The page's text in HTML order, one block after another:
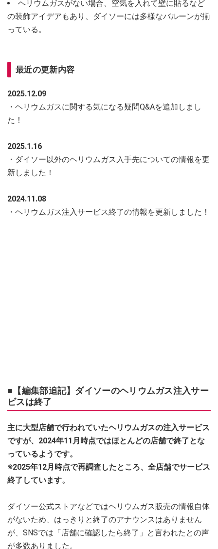
ヘリウムガスがない場合、空気を入れて壁に貼るなど
の装飾アイデアもあり、ダイソーには多様なバルーンが揃
っている。
最近の更新内容
2025.12.09
・ヘリウムガスに関する気になる疑問Q&Aを追加しまし
た！
2025.1.16
・ダイソー以外のヘリウムガス入手先についての情報を更
新しました！
2024.11.08
・ヘリウムガス注入サービス終了の情報を更新しました！
■【編集部追記】ダイソーのヘリウムガス注入サー
ビスは終了
主に大型店舗で行われていたヘリウムガスの注入サービス
ですが、2024年11月時点ではほとんどの店舗で終了とな
っているようです。
※2025年12月時点で再調査したところ、全店舗でサービス
終了しています。
ダイソー公式ストアなどではヘリウムガス販売の情報自体
がないため、はっきりと終了のアナウンスはありません
が、SNSでは「店舗に確認したら終了」と言われたとの声
が多数ありました。